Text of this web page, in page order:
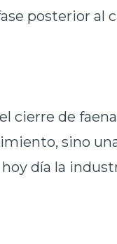
posterior al
cierre de
sino
día la